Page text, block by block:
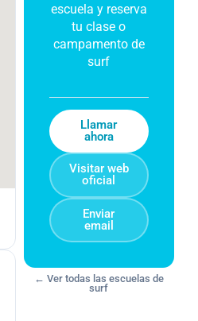
escuela y reserva
tu clase o
campamento de
surf
Llamar
ahora
Visitar web
oficial
Enviar
email
← Ver todas las escuelas de
surf